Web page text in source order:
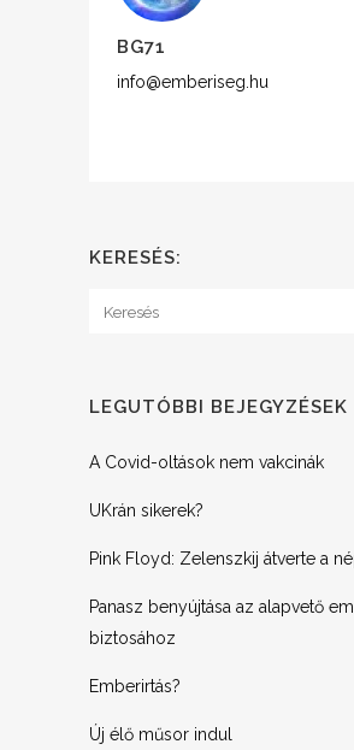
BG71
info@emberiseg.hu
KERESÉS:
LEGUTÓBBI BEJEGYZÉSEK
A Covid-oltások nem vakcinák
UKrán sikerek?
Pink Floyd: Zelenszkij átverte a
Panasz benyújtása az alapvető
biztosához
Emberirtás?
Új élő műsor indul